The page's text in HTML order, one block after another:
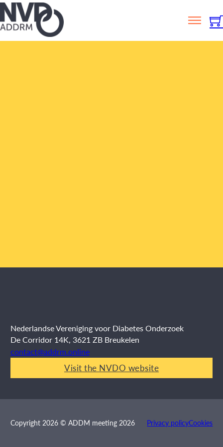
Nederlandse Vereniging voor Diabetes Onderzoek
De Corridor 14K, 3621 ZB Breukelen
contact@addrm.online
Visit the NVDO website
Copyright 2026 © ADDM meeting 2026 Privacy policyCookies